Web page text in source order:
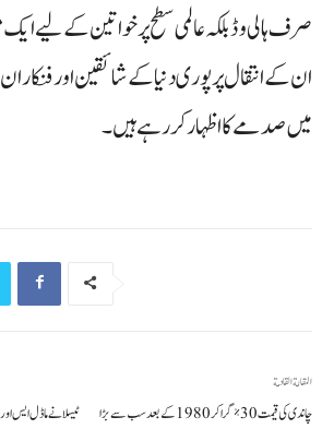
صرف ہالی وڈ بلکہ عالمی سطح پر خواتین کے لیے
ان کے انتقال پر پوری دنیا کے شائقین اور
میں صدمے کا اظہار کر رہے ہیں۔
ٹیسلا نے ماڈل ایس
المقالة القادمة
چاندی کی قیمت 30٪ گرا کر 1980 کے بعد سب سے بڑا